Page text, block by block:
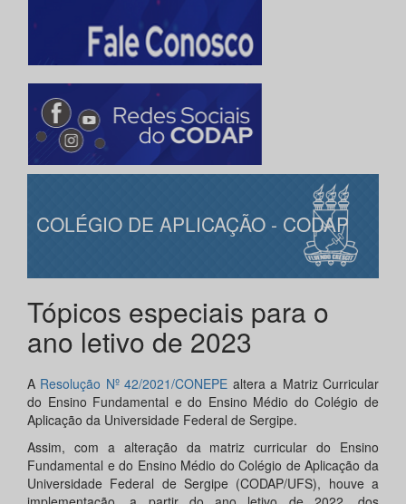
COLÉGIO DE APLICAÇÃO - CODAP
Tópicos especiais para o
ano letivo de 2023
A Resolução Nº 42/2021/CONEPE altera a Matriz Curricular
do Ensino Fundamental e do Ensino Médio do Colégio de
Aplicação da Universidade Federal de Sergipe.
Assim, com a alteração da matriz curricular do Ensino
Fundamental e do Ensino Médio do Colégio de Aplicação da
Universidade Federal de Sergipe (CODAP/UFS), houve a